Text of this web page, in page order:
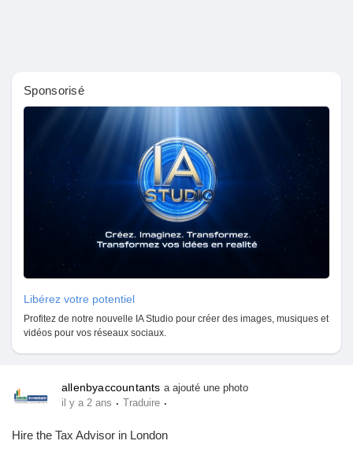
Sponsorisé
Libérez votre potentiel
Profitez de notre nouvelle IA Studio pour créer des images, musiques et
vidéos pour vos réseaux sociaux.
allenbyaccountants a ajouté une photo
il y a 2 ans · Traduire ·
Hire the Tax Advisor in London